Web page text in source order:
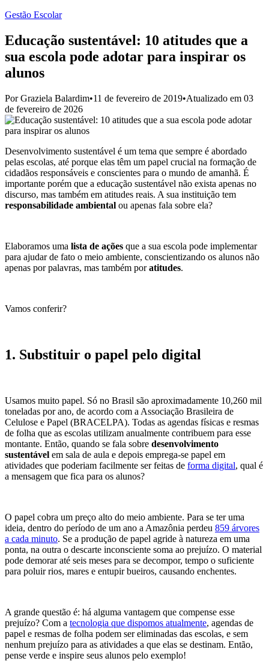
Gestão Escolar
Educação sustentável: 10 atitudes que a
sua escola pode adotar para inspirar os
alunos
PorGraziela Balardim•11 de fevereiro de 2019•Atualizado em 03
de fevereiro de 2026
Desenvolvimento sustentável é um tema que sempre é abordado
pelas escolas, até porque elas têm um papel crucial na formação de
cidadãos responsáveis e conscientes para o mundo de amanhã. É
importante porém que a educação sustentável não exista apenas no
discurso, mas também em atitudes reais. A sua instituição tem
responsabilidade ambiental ou apenas fala sobre ela?
Elaboramos uma lista de ações que a sua escola pode implementar
para ajudar de fato o meio ambiente, conscientizando os alunos não
apenas por palavras, mas também poratitudes.
Vamos conferir?
1. Substituir o papel pelo digital
Usamos muito papel. Só no Brasil são aproximadamente 10,260 mil
toneladas por ano, de acordo com a Associação Brasileira de
Celulose e Papel (BRACELPA). Todas as agendas físicas e resmas
de folha que as escolas utilizam anualmente contribuem para esse
montante. Então, quando se fala sobre desenvolvimento
sustentável em sala de aula e depois emprega-se papel em
atividades que poderiam facilmente ser feitas de forma digital, qual é
a mensagem que fica para os alunos?
O papel cobra um preço alto do meio ambiente. Para se ter uma
ideia, dentro do período de um ano a Amazônia perdeu 859 árvores
a cada minuto. Se a produção de papel agride à natureza em uma
ponta, na outra o descarte inconsciente soma ao prejuízo. O material
pode demorar até seis meses para se decompor, tempo o suficiente
para poluir rios, mares e entupir bueiros, causando enchentes.
A grande questão é: há alguma vantagem que compense esse
prejuízo? Com a tecnologia que dispomos atualmente, agendas de
papel e resmas de folha podem ser eliminadas das escolas, e sem
nenhum prejuízo para as atividades a que elas se destinam. Então,
pense verde e inspire seus alunos pelo exemplo!